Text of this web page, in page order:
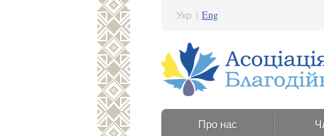
Укр | Eng
Про нас